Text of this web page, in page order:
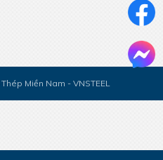
Miền Nam - VNSTEEL